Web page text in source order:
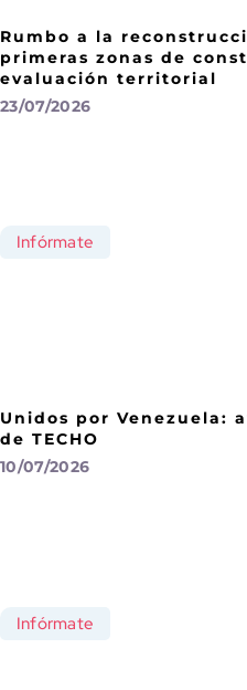
Rumbo a la
primeras zonas de
evaluación territorial
23/07/2026
Unidos por Venezuela:
de TECHO
10/07/2026
Infórmate
Infórmate